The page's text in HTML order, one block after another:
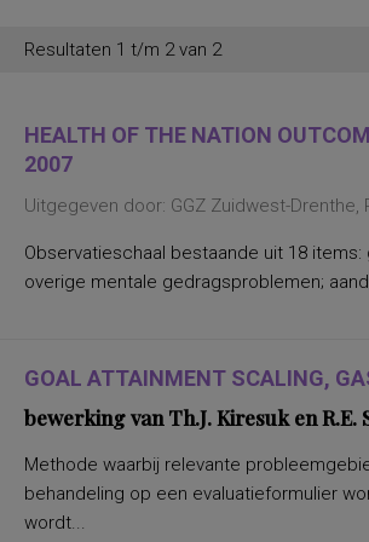
en karakter
persoonlijkheidseigenschappen en
posttraumatische stress
posttraumatische stressstoornis
psychopathologie en
regelvaardigheid
rekenen, deelvaardigheden van
sociaal-emotioneel functioneren en
betrokkenheid bij school
spelling van Nederlandse niet-
werkwoorden
symptomen van gedragsstoornissen
ADHD, ODD en CD
taal- en communicatieproblemen
taalvaardigheid, receptief
toestandsangst en angstdispositie
Nederlands leesvaardigheid, Nederlands
Resultaten 1 t/m 2 van 2
HEALTH OF THE NATION
2007
Uitgegeven door: GGZ Zuidwest-
Observatieschaal bestaande uit 18
overige mentale gedragsproblemen;
GOAL ATTAINMENT SCALING,
bewerking van Th.J. Kiresuk en R.E.
Methode waarbij relevante
behandeling op een evaluatieformulier
wordt...